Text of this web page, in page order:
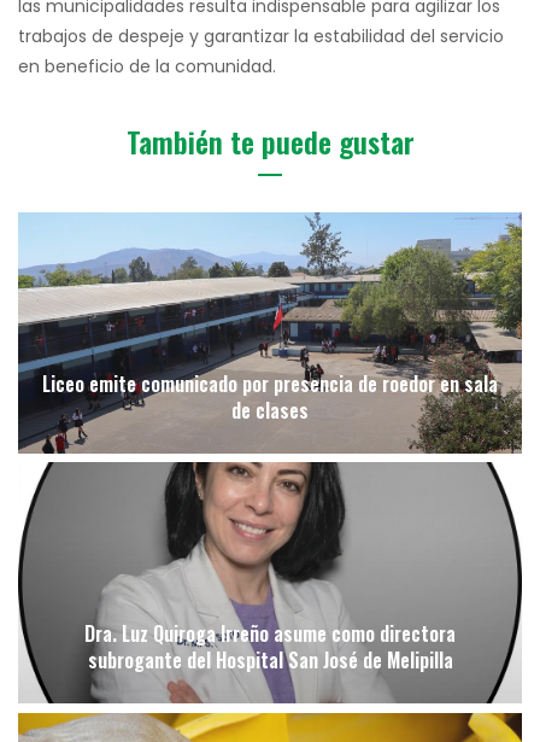
las municipalidades resulta indispensable para agilizar los
trabajos de despeje y garantizar la estabilidad del servicio
en beneficio de la comunidad.
También te puede gustar
Liceo emite comunicado por presencia de roedor en sala
de clases
Dra. Luz Quiroga Irreño asume como directora
subrogante del Hospital San José de Melipilla